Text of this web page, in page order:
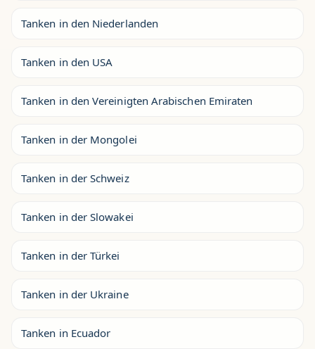
Tanken in den Niederlanden
Tanken in den USA
Tanken in den Vereinigten Arabischen Emiraten
Tanken in der Mongolei
Tanken in der Schweiz
Tanken in der Slowakei
Tanken in der Türkei
Tanken in der Ukraine
Tanken in Ecuador